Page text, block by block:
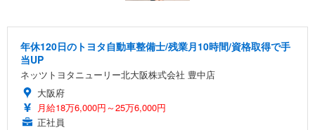
年休120日のトヨタ自動車整備士/残業月10時間/資格取得で手
当UP
ネッツトヨタニューリー北大阪株式会社 豊中店
大阪府
月給18万6,000円～25万6,000円
正社員